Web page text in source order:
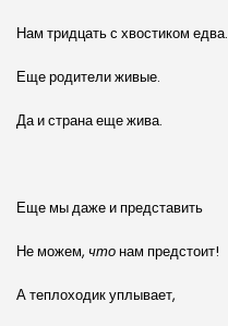
Нам тридцать с хвостиком едва.
Еще родители живые.
Да и страна еще жива.
Еще мы даже и представить
Не можем, что нам предстоит!
А теплоходик уплывает,